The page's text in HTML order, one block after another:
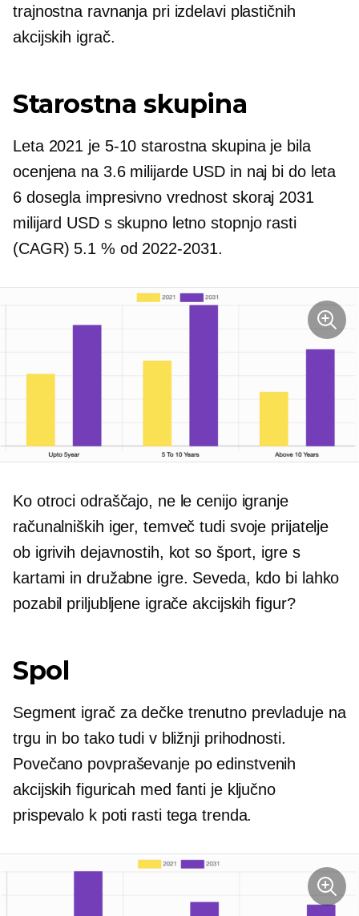
trajnostna ravnanja pri izdelavi plastičnih
akcijskih igrač.
Starostna skupina
Leta 2021 je 5-10 starostna skupina je bila
ocenjena na 3.6 milijarde USD in naj bi do leta
6 dosegla impresivno vrednost skoraj 2031
milijard USD s skupno letno stopnjo rasti
(CAGR) 5.1 % od 2022-2031.
Ko otroci odraščajo, ne le cenijo igranje
računalniških iger, temveč tudi svoje prijatelje
ob igrivih dejavnostih, kot so šport, igre s
kartami in družabne igre. Seveda, kdo bi lahko
pozabil priljubljene igrače akcijskih figur?
Spol
Segment igrač za dečke trenutno prevladuje na
trgu in bo tako tudi v bližnji prihodnosti.
Povečano povpraševanje po edinstvenih
akcijskih figuricah med fanti je ključno
prispevalo k poti rasti tega trenda.